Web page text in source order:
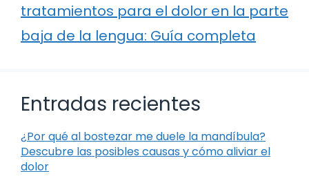
tratamientos para el dolor en la parte
baja de la lengua: Guía completa
Entradas recientes
¿Por qué al bostezar me duele la mandíbula?
Descubre las posibles causas y cómo aliviar el
dolor